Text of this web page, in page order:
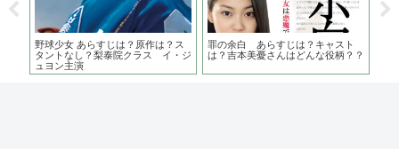
野球少女 あらすじは？原作は？ス
タントなし？梨泰院クラス イ・ジ
ュヨン主演
罪の余白 あらすじは？キャスト
は？吉本美憂さんはどんな役柄？？